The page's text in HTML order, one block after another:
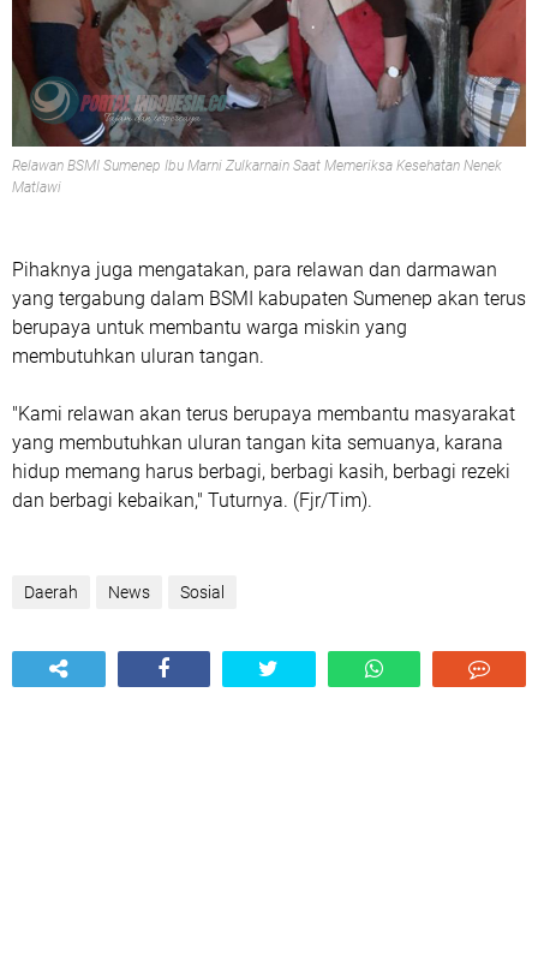
Relawan BSMI Sumenep Ibu Marni Zulkarnain Saat Memeriksa Kesehatan Nenek
Matlawi
Pihaknya juga mengatakan, para relawan dan darmawan
yang tergabung dalam BSMI kabupaten Sumenep akan terus
berupaya untuk membantu warga miskin yang
membutuhkan uluran tangan.
"Kami relawan akan terus berupaya membantu masyarakat
yang membutuhkan uluran tangan kita semuanya, karana
hidup memang harus berbagi, berbagi kasih, berbagi rezeki
dan berbagi kebaikan," Tuturnya. (Fjr/Tim).
Daerah News Sosial